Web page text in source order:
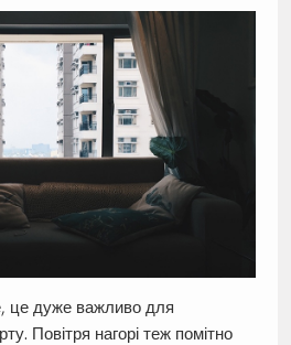
це дуже важливо для
Повітря нагорі теж помітно